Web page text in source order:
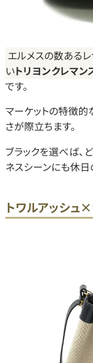
エルメスの数ある
いトリヨンクレマン
です。
マーケットの特徴的
さが際立ちます。
ブラックを選べば、
ネスシーンにも休日
トワルアッシュ